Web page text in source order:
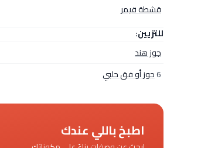
قشطة قيمر
للتزيين:
جوز هند
6جوز أو فق حلبي
اطبخ باللي عندك